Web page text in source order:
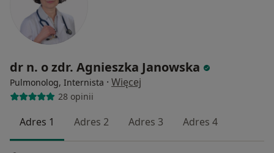
dr n. o zdr. Agnieszka Janowska
Pulmonolog, Internista · Więcej
28 opinii
Adres 1 Adres 2 Adres 3 Adres 4